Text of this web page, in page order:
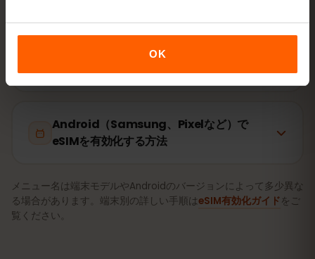
OK
Android（Samsung、Pixelなど）で
eSIMを有効化する方法
メニュー名は端末モデルやAndroidのバージョンによって多少異な
る場合があります。端末別の詳しい手順はeSIM有効化ガイドをご
覧ください。